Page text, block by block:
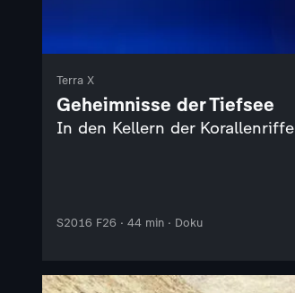
Terra X
Geheimnisse der Tiefsee
In den Kellern der Korallenriffe
S2016 F26 · 44 min · Doku